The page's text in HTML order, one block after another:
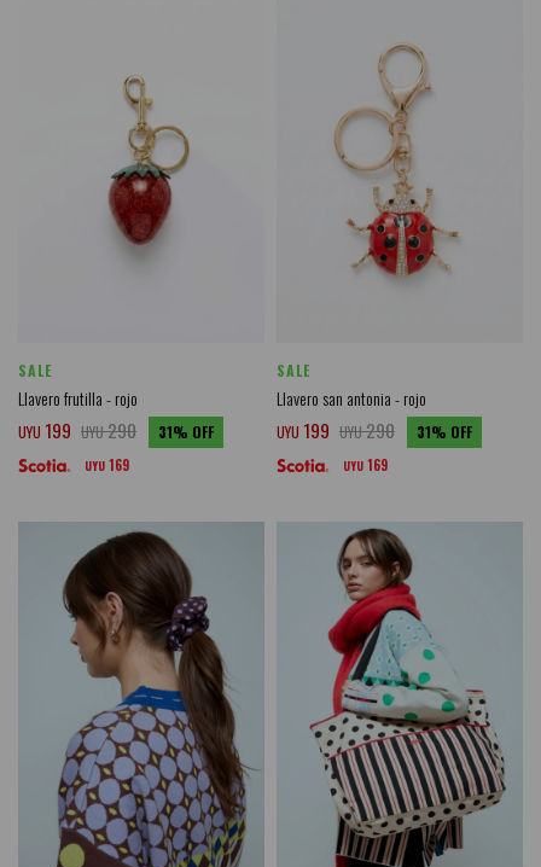
SALE
Llavero frutilla - rojo
UYU 199 UYU290 31
UYU 169
SALE
Llavero san antonia - rojo
UYU 199 UYU290 31
UYU 169